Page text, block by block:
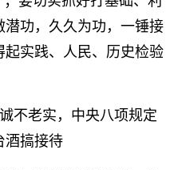
功，久久为功，一锤接
实践、人民、历史检验
老实，中央八项规定
酒搞接待